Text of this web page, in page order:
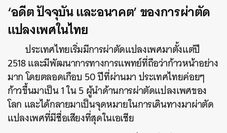
‘อดีต ปัจจุบัน และอนาคต’ ของการผ่าตัด
แปลงเพศในไทย
ประเทศไทยเริ่มมีการผ่าตัดแปลงเพศมาตั้งแต่ปี
2518 และมีพัฒนาการทางการแพทย์ที่ถือว่าก้าวหน้าอย่าง
มาก โดยตลอดเกือบ 50 ปีที่ผ่านมา ประเทศไทยค่อยๆ
ก้าวขึ้นมาเป็น 1 ใน 5 ผู้นำด้านการผ่าตัดแปลงเพศของ
โลก และได้กลายมาเป็นจุดหมายในการเดินทางมาผ่าตัด
แปลงเพศที่มีชื่อเสียงที่สุดในเอเชีย